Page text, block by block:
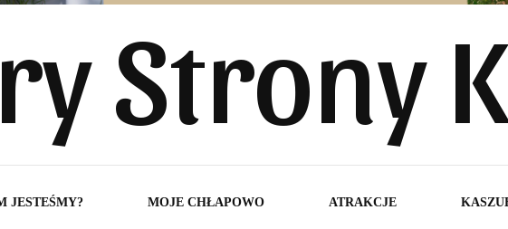
Strony
JESTEŚMY? MOJE CHŁAPOWO ATRAKCJE